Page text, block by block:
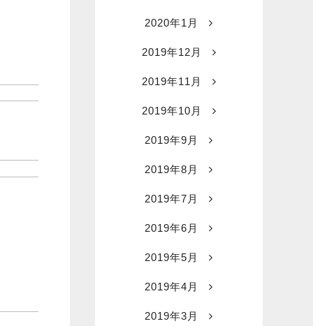
2020年1月
2019年12月
2019年11月
2019年10月
2019年9月
2019年8月
2019年7月
2019年6月
2019年5月
2019年4月
2019年3月